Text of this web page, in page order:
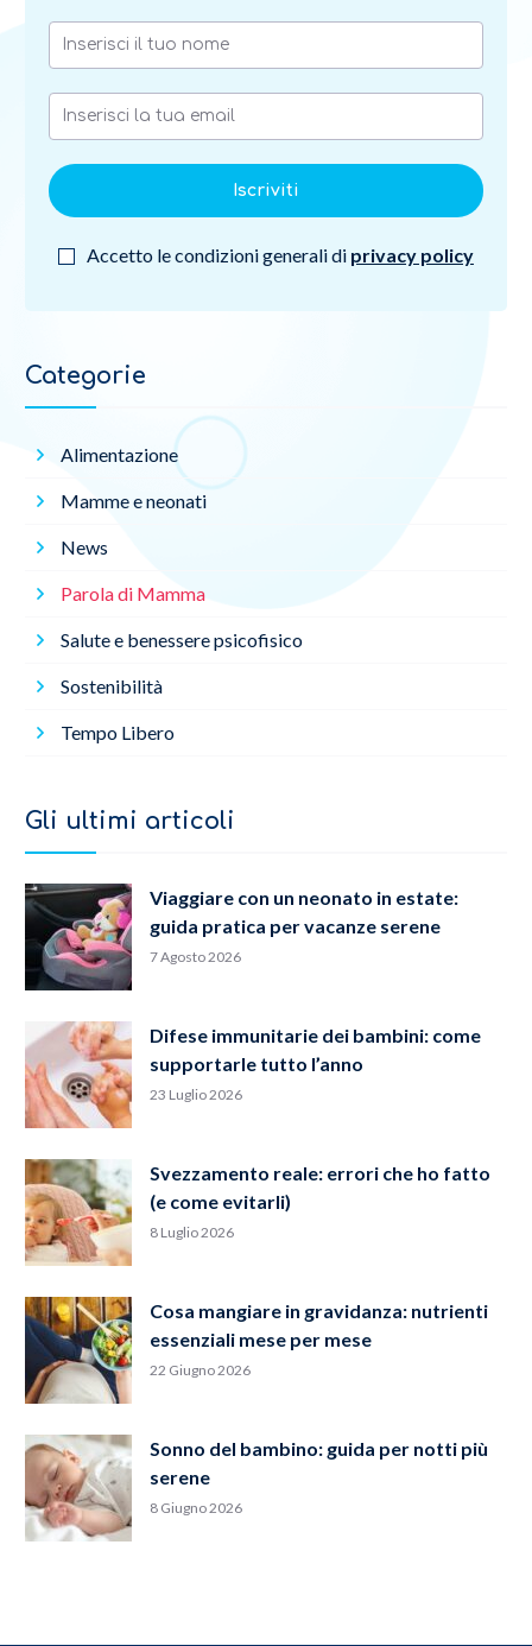
Categorie
Alimentazione
Mamme e neonati
News
Parola di Mamma
Salute e benessere psicofisico
Sostenibilità
Tempo Libero
Gli ultimi articoli
Viaggiare con un neonato in estate:
guida pratica per vacanze serene
7 Agosto 2026
Difese immunitarie dei bambini: come
supportarle tutto l’anno
23 Luglio 2026
Svezzamento reale: errori che ho fatto
(e come evitarli)
8 Luglio 2026
Cosa mangiare in gravidanza: nutrienti
essenziali mese per mese
22 Giugno 2026
Sonno del bambino: guida per notti più
serene
8 Giugno 2026
Iscriviti
Accetto le condizioni generali di privacy policy